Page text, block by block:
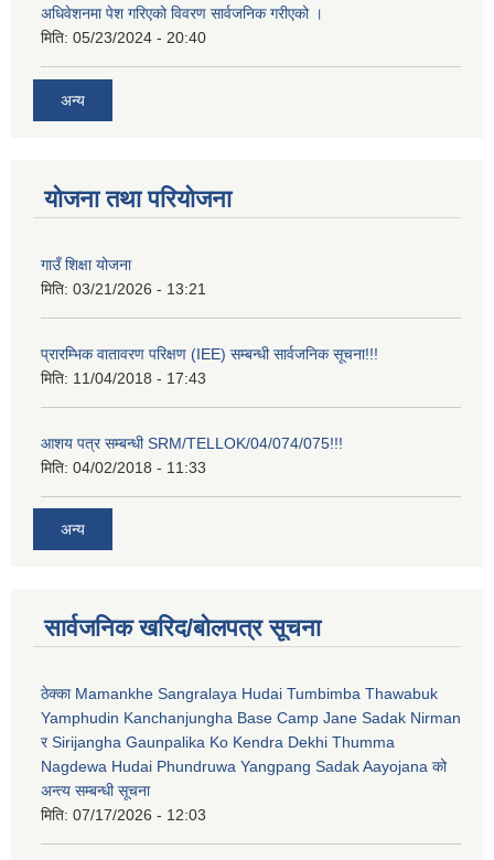
अधिवेशनमा पेश गरिएको विवरण सार्वजनिक गरीएको ।
मिति: 05/23/2024 - 20:40
अन्य
योजना तथा परियोजना
गाउँ शिक्षा योजना
मिति: 03/21/2026 - 13:21
प्रारम्भिक वातावरण परिक्षण (IEE) सम्बन्धी सार्वजनिक सूचना!!!
मिति: 11/04/2018 - 17:43
आशय पत्र सम्बन्धी SRM/TELLOK/04/074/075!!!
मिति: 04/02/2018 - 11:33
अन्य
सार्वजनिक खरिद/बोलपत्र सूचना
ठेक्का Mamankhe Sangralaya Hudai Tumbimba Thawabuk
Yamphudin Kanchanjungha Base Camp Jane Sadak Nirman
र Sirijangha Gaunpalika Ko Kendra Dekhi Thumma
Nagdewa Hudai Phundruwa Yangpang Sadak Aayojana को
अन्त्य सम्बन्धी सूचना
मिति: 07/17/2026 - 12:03